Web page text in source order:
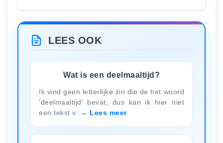
LEES OOK
Wat is een deelmaaltijd?
Ik vind geen letterlijke zin die de het woord
'deelmaaltijd' bevat, dus kan ik hier niet
een tekst v
Lees meer